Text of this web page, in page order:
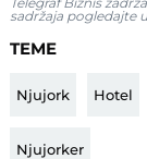
sadržaja pogledajte
TEME
Njujork Hotel
Njujorker